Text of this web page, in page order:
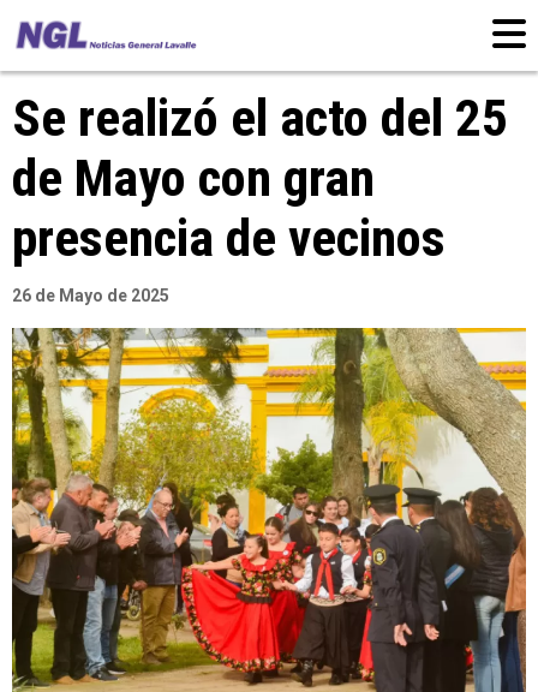
Se realizó el acto del 25
de Mayo con gran
presencia de vecinos
26 de Mayo de 2025